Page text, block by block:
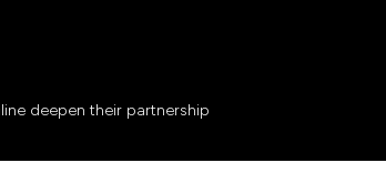
deepen their partnership